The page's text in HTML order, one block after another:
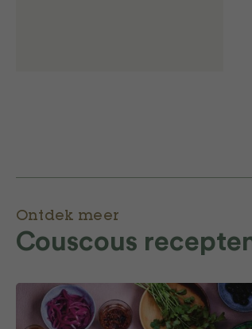
Ontdek meer
Couscous